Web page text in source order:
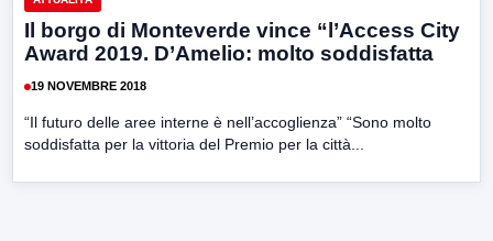
Il borgo di Monteverde vince “l’Access City
Award 2019. D’Amelio: molto soddisfatta
19 NOVEMBRE 2018
“Il futuro delle aree interne è nell’accoglienza” “Sono molto
soddisfatta per la vittoria del Premio per la città...